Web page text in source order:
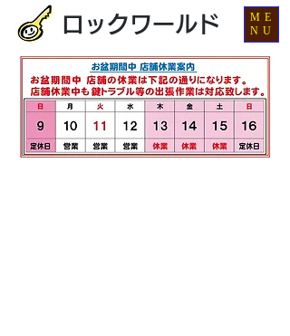
ロックワールド
ME
NU